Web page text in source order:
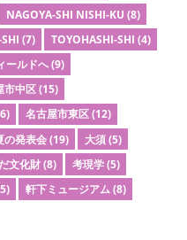
NAGOYA-SHI NISHI-KU (8)
(7) TOYOHASHI-SHI (4)
ールドへ(9)
市中区(15)
名古屋市東区(12)
の発表会(19) 大須(5)
文化財(8) 考現学(5)
軒下ミュージアム(8)